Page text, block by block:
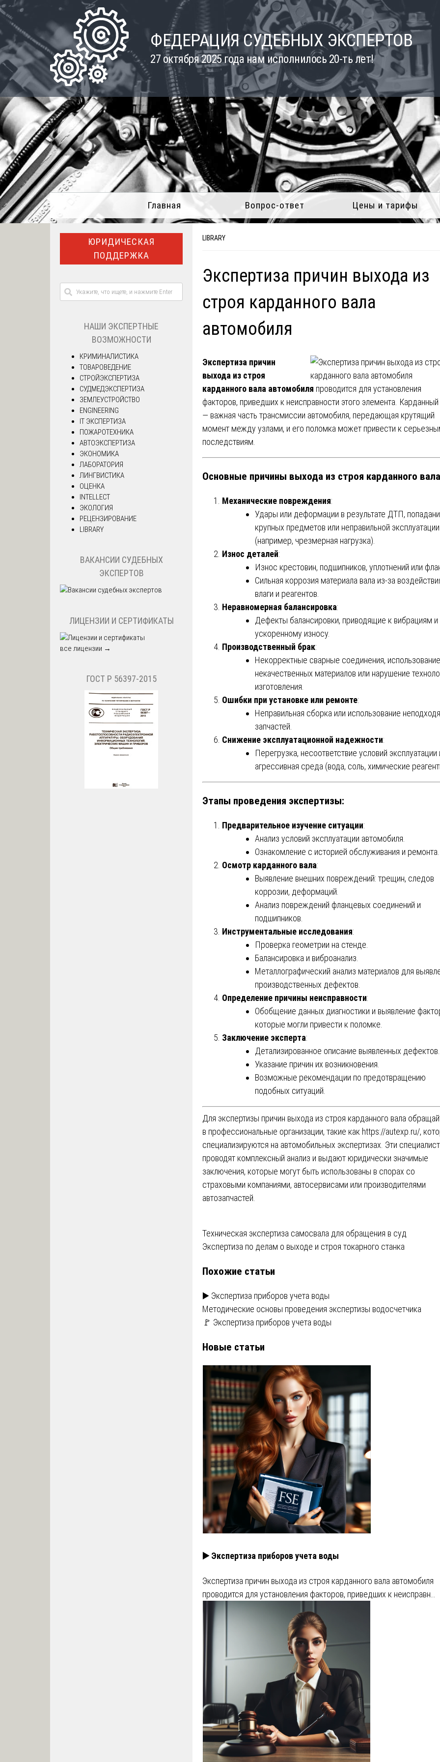
Skip
content
ФЕДЕРАЦИЯ СУДЕБНЫХ ЭКСПЕРТОВ
27 октября 2025 года нам исполнилось 20-ть лет!
Главная Вопрос-ответ Цены и тарифы
LIBRARY
Экспертиза причин выхода из
строя карданного вала
автомобиля
Экспертиза причин
выхода из строя
карданного вала автомобиля проводится для установления
факторов, приведших к неисправности этого элемента. Карданный
— важная часть трансмиссии автомобиля, передающая крутящий
момент между узлами, и его поломка может привести к
последствиям.
Основные причины выхода из строя карданного
Механические повреждения:
Удары или деформации в результате ДТП,
крупных предметов или неправильной эксплуатации
(например, чрезмерная нагрузка).
Износ деталей:
Износ крестовин, подшипников, уплотнений или
Сильная коррозия материала вала из-за
влаги и реагентов.
Неравномерная балансировка:
Дефекты балансировки, приводящие к вибрациям и
ускоренному износу.
Производственный брак:
Некорректные сварные соединения, использование
некачественных материалов или нарушение
изготовления.
Ошибки при установке или ремонте:
Неправильная сборка или использование
запчастей.
Снижение эксплуатационной надежности:
Перегрузка, несоответствие условий эксплуатации
агрессивная среда (вода, соль, химические
Этапы проведения экспертизы:
Предварительное изучение ситуации:
Анализ условий эксплуатации автомобиля.
Ознакомление с историей обслуживания и ремонта.
Осмотр карданного вала:
Выявление внешних повреждений: трещин, следов
коррозии, деформаций.
Анализ повреждений фланцевых соединений и
подшипников.
Инструментальные исследования:
Проверка геометрии на стенде.
Балансировка и виброанализ.
Металлографический анализ материалов для
производственных дефектов.
Определение причины неисправности:
Обобщение данных диагностики и выявление
которые могли привести к поломке.
Заключение эксперта:
Детализированное описание выявленных дефектов.
Указание причин их возникновения.
Возможные рекомендации по предотвращению
подобных ситуаций.
Для экспертизы причин выхода из строя карданного вала
в профессиональные организации, такие как https://autexp.ru/,
специализируются на автомобильных экспертизах. Эти
проводят комплексный анализ и выдают юридически значимые
заключения, которые могут быть использованы в спорах со
страховыми компаниями, автосервисами или производителями
автозапчастей.
Навигация
записям
Техническая экспертиза самосвала для обращения в суд
Экспертиза по делам о выходе и строя токарного станка
Похожие статьи
▶️ Экспертиза приборов учета воды
Методические основы проведения экспертизы водосчетчика
🚩 Экспертиза приборов учета воды
Новые статьи
▶️ Экспертиза приборов учета воды
Экспертиза причин выхода из строя карданного вала автомобиля
проводится для установления факторов, приведших к неисправн…
ЮРИДИЧЕСКАЯ
ПОДДЕРЖКА
НАШИ ЭКСПЕРТНЫЕ
ВОЗМОЖНОСТИ
КРИМИНАЛИСТИКА
ТОВАРОВЕДЕНИЕ
СТРОЙЭКСПЕРТИЗА
СУДМЕДЭКСПЕРТИЗА
ЗЕМЛЕУСТРОЙСТВО
ENGINEERING
IT ЭКСПЕРТИЗА
ПОЖАРОТЕХНИКА
АВТОЭКСПЕРТИЗА
ЭКОНОМИКА
ЛАБОРАТОРИЯ
ЛИНГВИСТИКА
ОЦЕНКА
INTELLECT
ЭКОЛОГИЯ
РЕЦЕНЗИРОВАНИЕ
LIBRARY
ВАКАНСИИ СУДЕБНЫХ
ЭКСПЕРТОВ
ЛИЦЕНЗИИ И СЕРТИФИКАТЫ
все лицензии →
ГОСТ Р 56397-2015